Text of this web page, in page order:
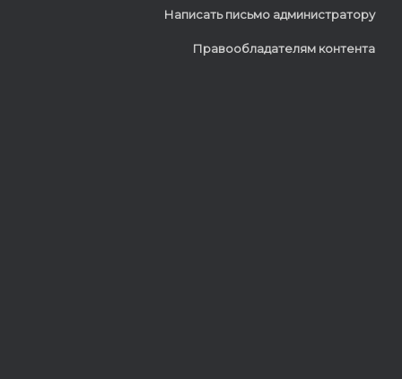
Написать письмо администратору
Правообладателям контента